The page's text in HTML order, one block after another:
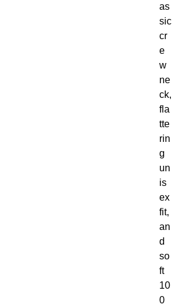
as
sic
cr
e
w
ne
ck,
fla
tte
rin
g
un
is
ex
fit,
an
d
so
ft
10
0